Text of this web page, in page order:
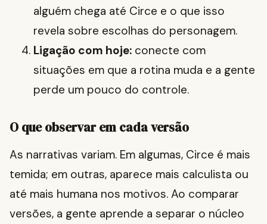
alguém chega até Circe e o que isso
revela sobre escolhas do personagem.
Ligação com hoje: conecte com
situações em que a rotina muda e a gente
perde um pouco do controle.
O que observar em cada versão
As narrativas variam. Em algumas, Circe é mais
temida; em outras, aparece mais calculista ou
até mais humana nos motivos. Ao comparar
versões, a gente aprende a separar o núcleo